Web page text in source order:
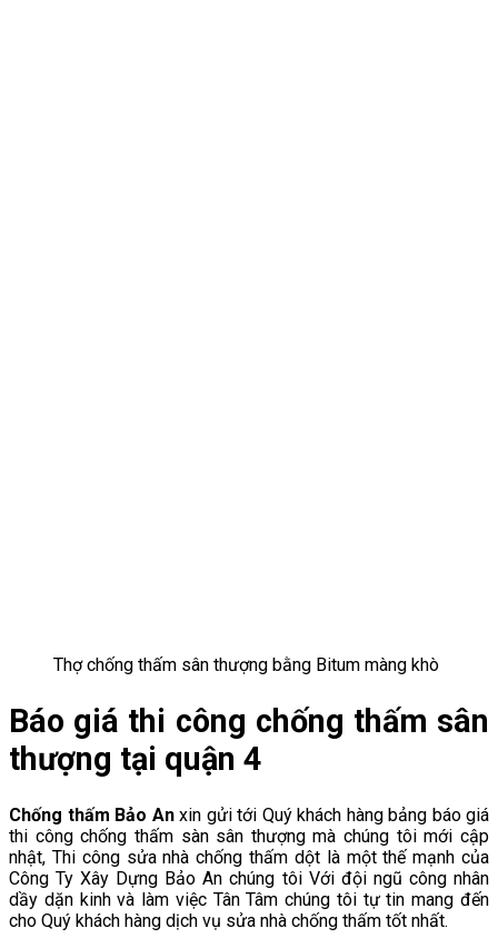
Thợ chống thấm sân thượng bằng Bitum màng khò
Báo giá thi công chống thấm sân
thượng tại quận 4
Chống thấm Bảo Anxin gửi tới Quý khách hàng bảng báo giá
thi công chống thấm sàn sân thượng mà chúng tôi mới cập
nhật, Thi công sửa nhà chống thấm dột là một thế mạnh của
Công Ty Xây Dựng Bảo An chúng tôi Với đội ngũ công nhân
dầy dặn kinh và làm việc Tân Tâm chúng tôi tự tin mang đến
cho Quý khách hàng dịch vụ sửa nhà chống thấm tốt nhất.